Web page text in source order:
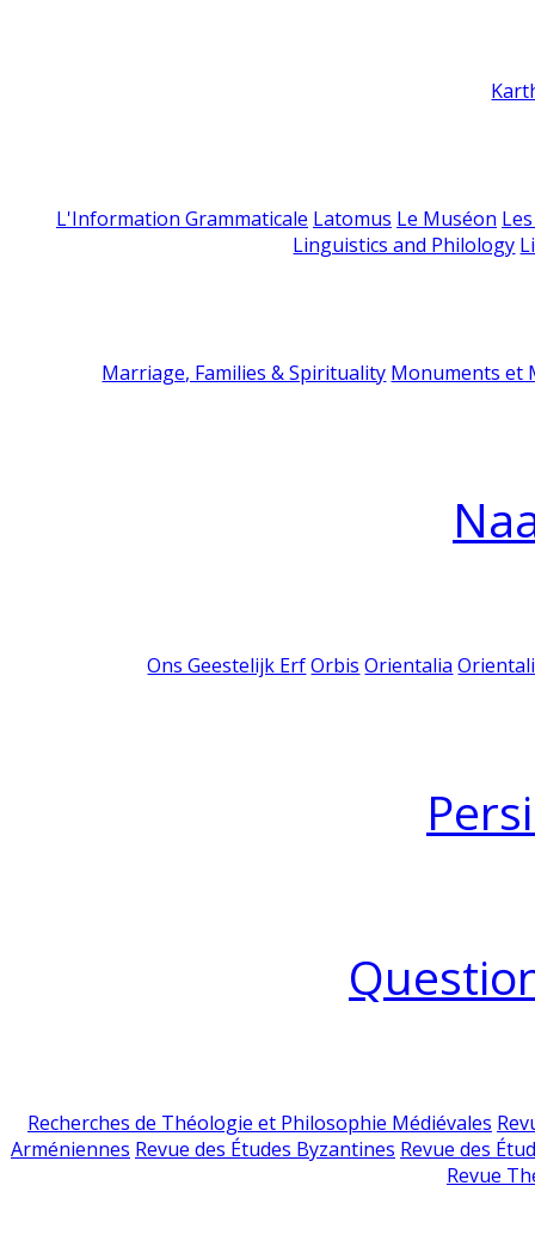
L'Information Grammaticale Latomus Le Muséon
Linguistics and Philology
Marriage, Families & Spirituality Monuments et
Ons Geestelijk Erf Orbis Orientalia
Recherches de Théologie et Philosophie Médiévales
Arméniennes Revue des Études Byzantines Revue des
Revue